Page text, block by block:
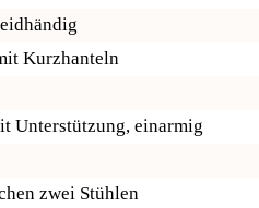
Kurzhanteln
Unterstützung, einarmig
zwei Stühlen